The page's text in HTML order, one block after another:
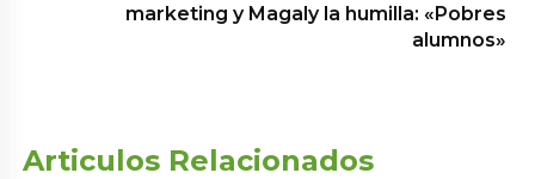
marketing y Magaly la humilla: «Pobres
alumnos»
Articulos Relacionados